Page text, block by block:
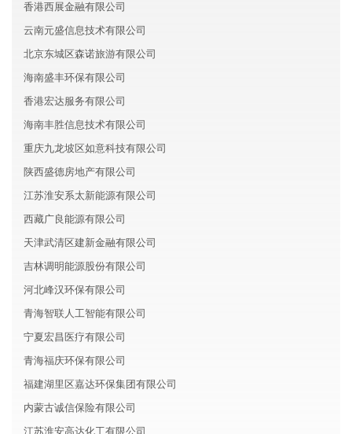
香港西展金融有限公司
云南元盛信息技术有限公司
北京东城区森诺旅游有限公司
海南盛丰环保有限公司
香港宏达服务有限公司
海南丰胜信息技术有限公司
重庆九龙坡区如意科技有限公司
陕西盛德房地产有限公司
江苏淮安系太新能源有限公司
西藏广良能源有限公司
天津武清区建新金融有限公司
吉林调明能源股份有限公司
河北峰汉环保有限公司
青海智联人工智能有限公司
宁夏宏昌医疗有限公司
青海福庆环保有限公司
福建湖里区嘉达环保集团有限公司
内蒙古诚信保险有限公司
江苏淮安高达化工有限公司